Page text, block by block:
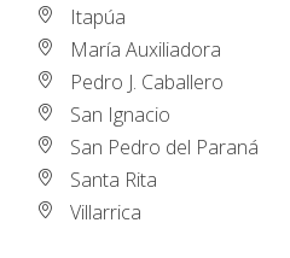
Itapúa
María Auxiliadora
Pedro J. Caballero
San Ignacio
San Pedro del Paraná
Santa Rita
Villarrica